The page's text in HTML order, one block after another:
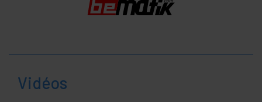
Vidéos